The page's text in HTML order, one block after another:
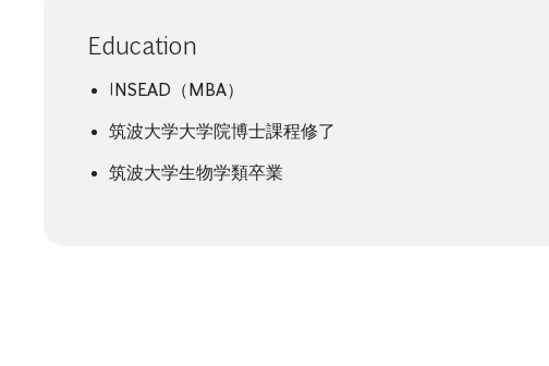
Education
INSEAD（MBA）
筑波大学大学院博士課程修了
筑波大学生物学類卒業